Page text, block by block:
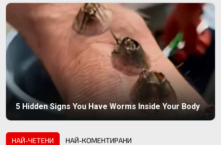
5 Hidden Signs You Have Worms Inside Your Body
НАЙ-ЧЕТЕНИ НАЙ-КОМЕНТИРАНИ